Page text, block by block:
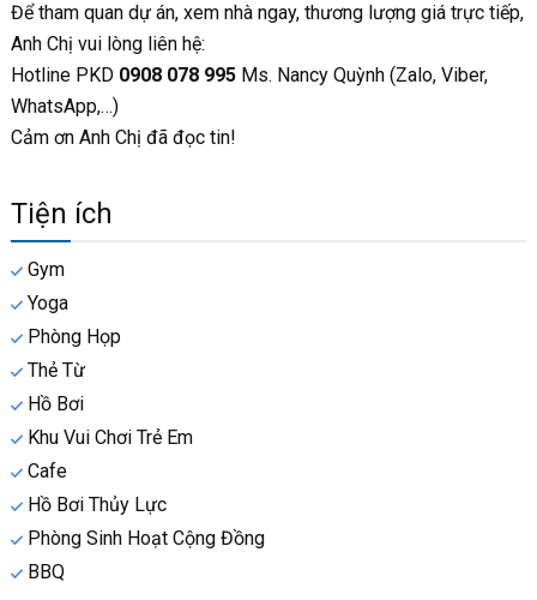
Để tham quan dự án, xem nhà ngay, thương lượng giá trực tiếp,
Anh Chị vui lòng liên hệ:
Hotline PKD 0908 078 995Ms. Nancy Quỳnh (Zalo, Viber,
WhatsApp,…)
Cảm ơn Anh Chị đã đọc tin!
Tiện ích
Gym
Yoga
Phòng Họp
Thẻ Từ
Hồ Bơi
Khu Vui Chơi Trẻ Em
Cafe
Hồ Bơi Thủy Lực
Phòng Sinh Hoạt Cộng Đồng
BBQ